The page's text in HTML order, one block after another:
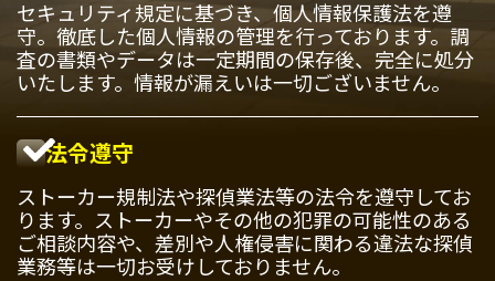
セキュリティ規定に基づき、個人情報保護法を遵
守。徹底した個人情報の管理を行っております。調
査の書類やデータは一定期間の保存後、完全に処分
いたします。情報が漏えいは一切ございません。
法令遵守
ストーカー規制法や探偵業法等の法令を遵守してお
ります。ストーカーやその他の犯罪の可能性のある
ご相談内容や、差別や人権侵害に関わる違法な探偵
業務等は一切お受けしておりません。